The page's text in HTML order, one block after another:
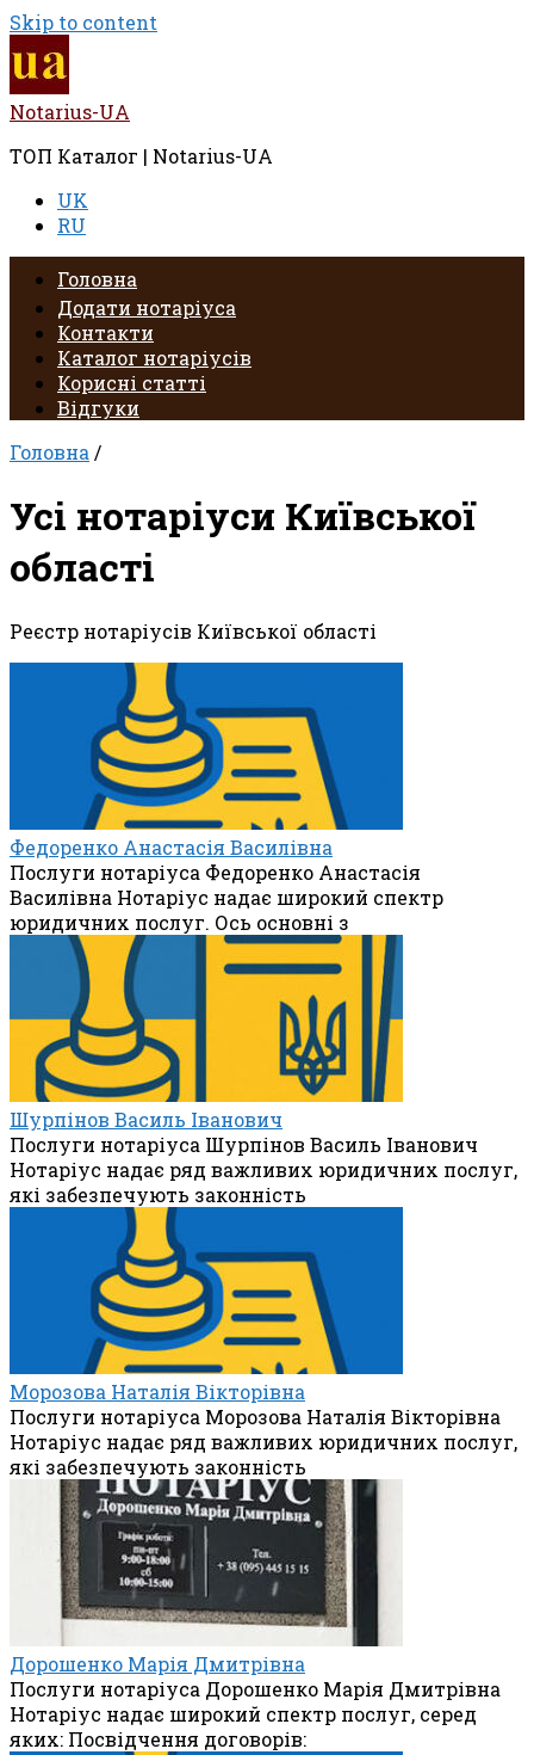
Skip to content
Notarius-UA
ТОП Каталог | Notarius-UA
UK
RU
Головна
Додати нотаріуса
Контакти
Каталог нотаріусів
Корисні статті
Відгуки
Головна /
Усі нотаріуси Київської
області
Реєстр нотаріусів Київської області
Федоренко Анастасія Василівна
Послуги нотаріуса Федоренко Анастасія
Василівна Нотаріус надає широкий спектр
юридичних послуг. Ось основні з
Шурпінов Василь Іванович
Послуги нотаріуса Шурпінов Василь Іванович
Нотаріус надає ряд важливих юридичних послуг,
які забезпечують законність
Морозова Наталія Вікторівна
Послуги нотаріуса Морозова Наталія Вікторівна
Нотаріус надає ряд важливих юридичних послуг,
які забезпечують законність
Дорошенко Марія Дмитрівна
Послуги нотаріуса Дорошенко Марія Дмитрівна
Нотаріус надає широкий спектр послуг, серед
яких: Посвідчення договорів: